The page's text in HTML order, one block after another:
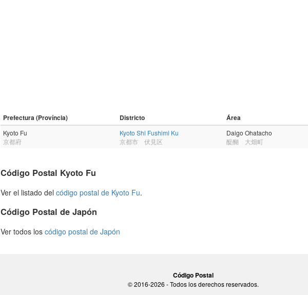
Prefectura (Província) Districto Área
Kyoto Fu
京都府
Kyoto Shi Fushimi Ku
京都市 伏見区
Daigo Ohatacho
醍醐 大畑町
Código Postal Kyoto Fu
Ver el listado del código postal de Kyoto Fu.
Código Postal de Japón
Ver todos los código postal de Japón
Código Postal
© 2016-2026 - Todos los derechos reservados.